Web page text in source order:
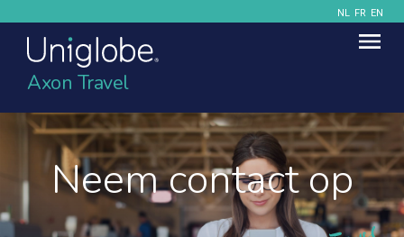
NL FR EN
Axon Travel
Neem contact op